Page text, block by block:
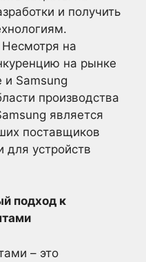
и получить
Несмотря на
на рынке
и Samsung
производства
является
поставщиков
для устройств
подход к
– это